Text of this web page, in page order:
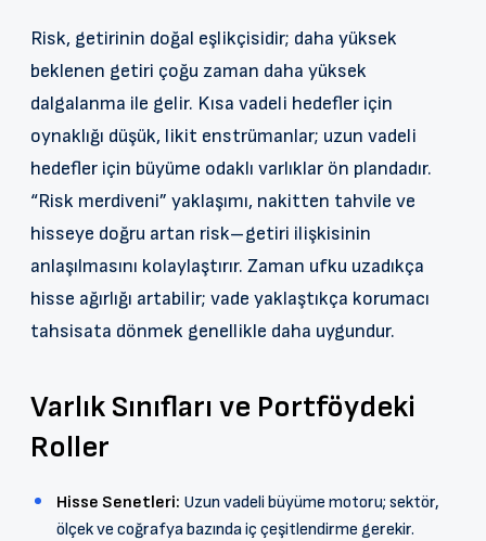
Risk, getirinin doğal eşlikçisidir; daha yüksek
beklenen getiri çoğu zaman daha yüksek
dalgalanma ile gelir. Kısa vadeli hedefler için
oynaklığı düşük, likit enstrümanlar; uzun vadeli
hedefler için büyüme odaklı varlıklar ön plandadır.
“Risk merdiveni” yaklaşımı, nakitten tahvile ve
hisseye doğru artan risk–getiri ilişkisinin
anlaşılmasını kolaylaştırır. Zaman ufku uzadıkça
hisse ağırlığı artabilir; vade yaklaştıkça korumacı
tahsisata dönmek genellikle daha uygundur.
Varlık Sınıfları ve Portföydeki
Roller
Hisse Senetleri: Uzun vadeli büyüme motoru; sektör,
ölçek ve coğrafya bazında iç çeşitlendirme gerekir.